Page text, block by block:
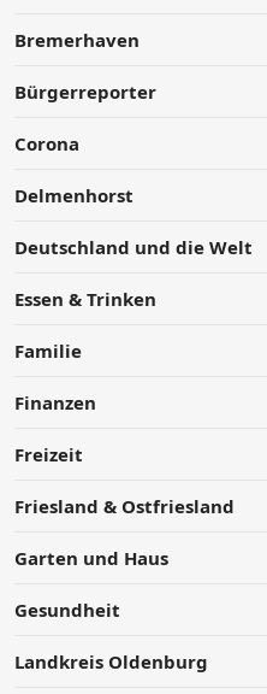
Bremerhaven
Bürgerreporter
Corona
Delmenhorst
Deutschland und die Welt
Essen & Trinken
Familie
Finanzen
Freizeit
Friesland & Ostfriesland
Garten und Haus
Gesundheit
Landkreis Oldenburg